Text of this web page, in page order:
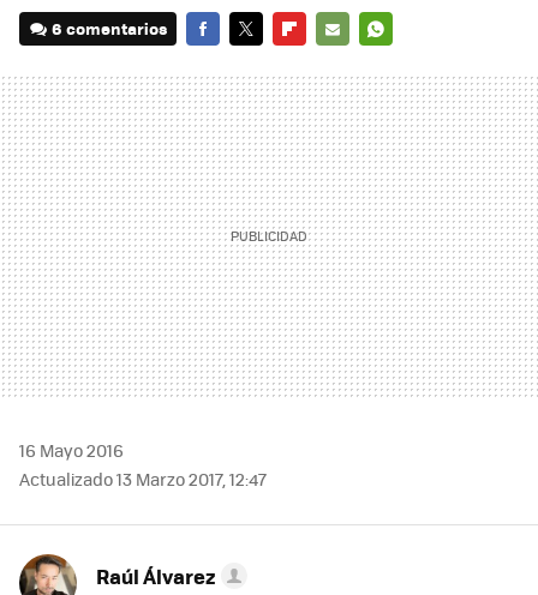
6 comentarios
MAIL
16 Mayo 2016
Actualizado 13 Marzo 2017, 12:47
Raúl Álvarez